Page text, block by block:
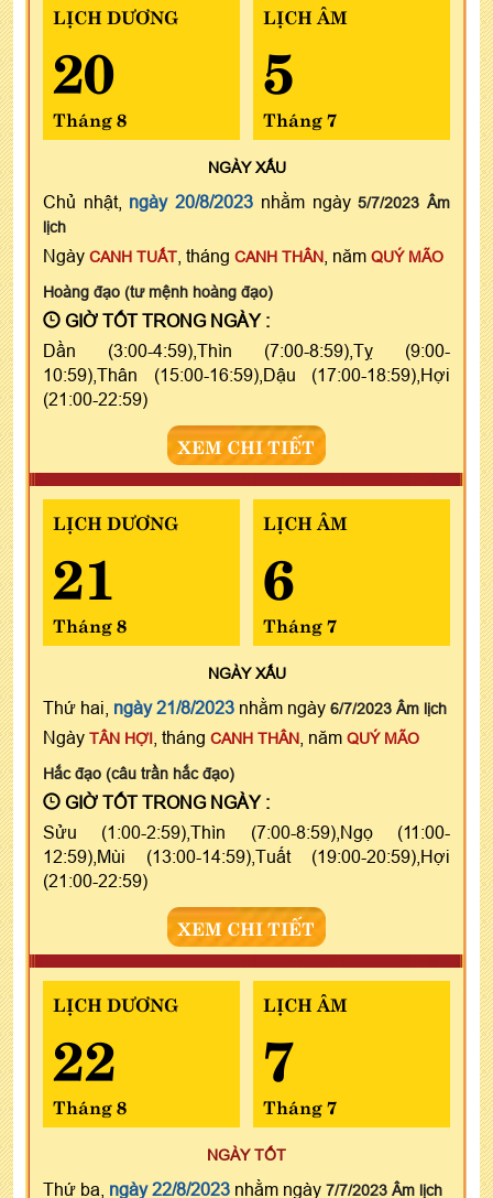
LỊCH DƯƠNG
20
Tháng 8
LỊCH ÂM
5
Tháng 7
NGÀYXẤU
Chủ nhật, ngày 20/8/2023 nhằm ngày5/7/2023 Âm
lịch
Ngày CANH TUẤT , tháng CANH THÂN , năm QUÝ MÃO
Hoàng đạo (tư mệnh hoàng đạo)
GIỜ TỐT TRONG NGÀY :
Dần (3:00-4:59),Thìn (7:00-8:59),Tỵ (9:00-
10:59),Thân (15:00-16:59),Dậu (17:00-18:59),Hợi
(21:00-22:59)
XEM CHI TIẾT
LỊCH DƯƠNG
21
Tháng 8
LỊCH ÂM
6
Tháng 7
NGÀYXẤU
Thứ hai, ngày 21/8/2023 nhằm ngày 6/7/2023 Âm lịch
Ngày TÂN HỢI , tháng CANH THÂN , năm QUÝ MÃO
Hắc đạo (câu trần hắc đạo)
GIỜ TỐT TRONG NGÀY :
Sửu (1:00-2:59),Thìn (7:00-8:59),Ngọ (11:00-
12:59),Mùi (13:00-14:59),Tuất (19:00-20:59),Hợi
(21:00-22:59)
XEM CHI TIẾT
LỊCH DƯƠNG
22
Tháng 8
LỊCH ÂM
7
Tháng 7
NGÀY TỐT
Thứ ba, ngày 22/8/2023 nhằm ngày 7/7/2023 Âm lịch